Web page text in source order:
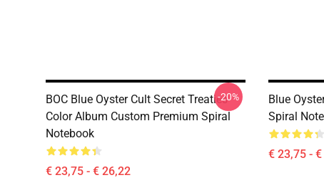
BOC Blue Oyster Cult Secret Treaties
Color Album Custom Premium Spiral
Notebook
€ 23,75 - € 26,22
-20%
Blue
Spiral
€ 23,75 -